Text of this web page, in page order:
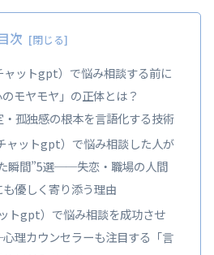
次
ャットgpt）で悩み相談する前に
モヤモヤ」の正体とは？
孤独感の根本を言語化する技術
ャットgpt）で悩み相談した人が
瞬間”5選──失恋・職場の人間
優しく寄り添う理由
トgpt）で悩み相談を成功させ
理カウンセラーも注目する「言